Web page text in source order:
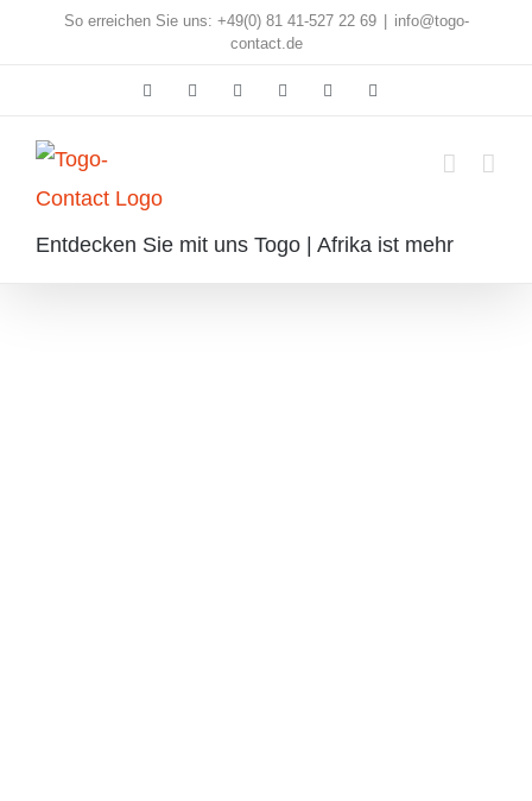
So erreichen Sie uns: +49(0) 81 41-527 22 69
info@togo-
contact.de
FacebookInstagramPinterest
Entdecken Sie mit uns Togo | Afrika ist mehr